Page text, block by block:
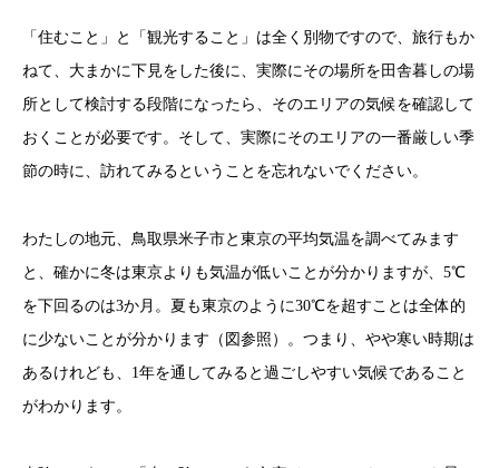
「住むこと」と「観光すること」は全く別物ですので、旅行もか
ねて、大まかに下見をした後に、実際にその場所を田舎暮しの場
所として検討する段階になったら、そのエリアの気候を確認して
おくことが必要です。そして、実際にそのエリアの一番厳しい季
節の時に、訪れてみるということを忘れないでください。
わたしの地元、鳥取県米子市と東京の平均気温を調べてみます
と、確かに冬は東京よりも気温が低いことが分かりますが、5℃
を下回るのは3か月。夏も東京のように30℃を超すことは全体的
に少ないことが分かります（図参照）。つまり、やや寒い時期は
あるけれども、1年を通してみると過ごしやすい気候であること
がわかります。